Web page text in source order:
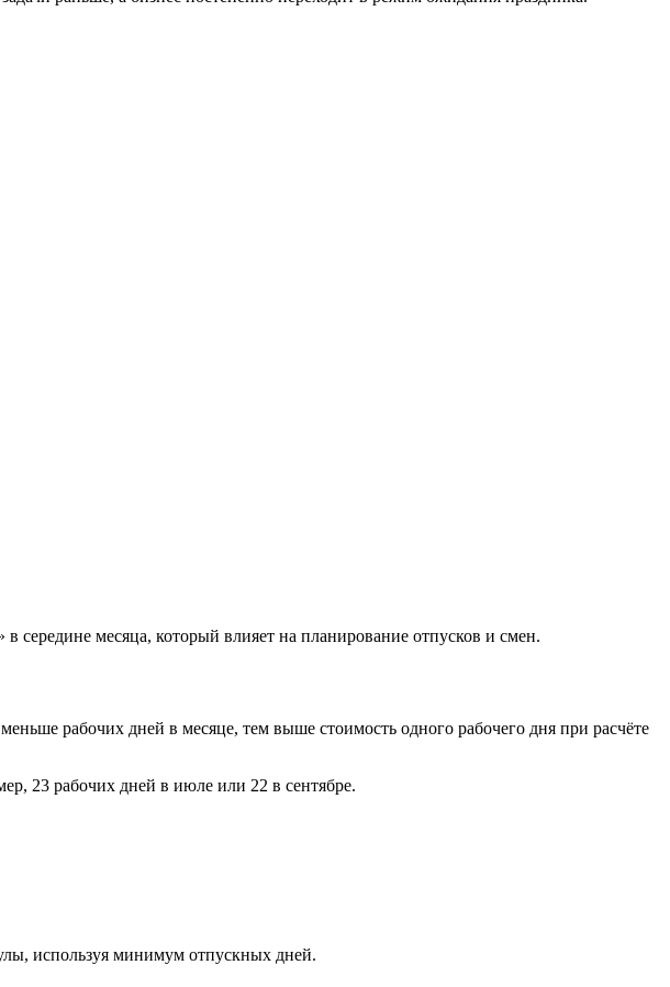
середине месяца, который влияет на планирование отпусков и смен.
рабочих дней в месяце, тем выше стоимость одного рабочего дня при расчёте
23 рабочих дней в июле или 22 в сентябре.
используя минимум отпускных дней.